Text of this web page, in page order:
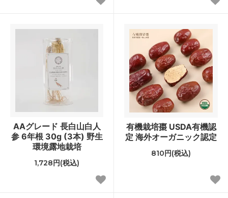
AAグレード 長白山白人
参 6年根 30g (3本) 野生
環境露地栽培
1,728円(税込)
有機栽培棗 USDA有機認
定 海外オーガニック認定
810円(税込)